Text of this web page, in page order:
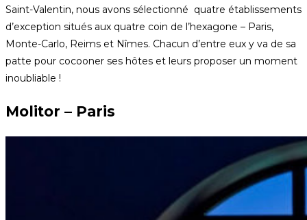
Saint-Valentin, nous avons sélectionné quatre établissements
d’exception situés aux quatre coin de l’hexagone – Paris,
Monte-Carlo, Reims et Nîmes. Chacun d’entre eux y va de sa
patte pour cocooner ses hôtes et leurs proposer un moment
inoubliable !
Molitor – Paris